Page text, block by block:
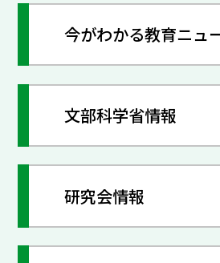
今がわかる教育ニュ
文部科学省情報
研究会情報